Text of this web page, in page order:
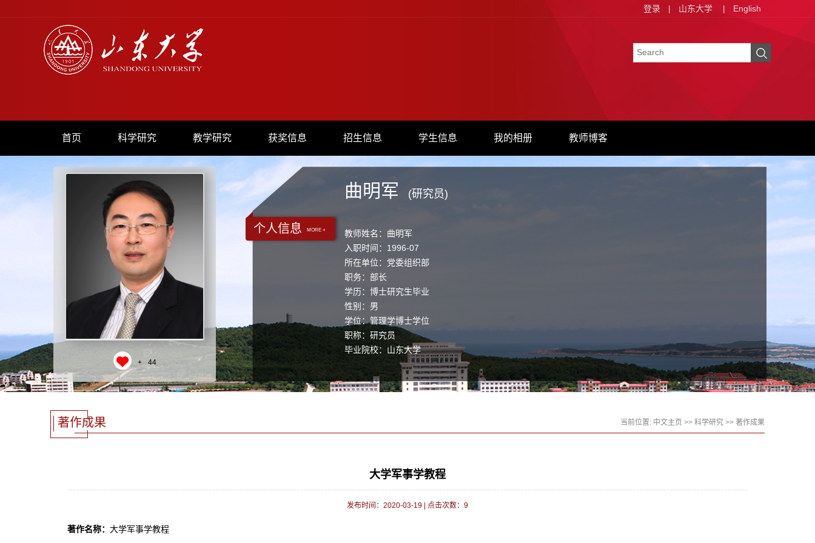
登录 | 山东大学 | English
首页 科学研究 教学研究 获奖信息 招生信息 学生信息 我的相册 教师博客
+ 44
个人信息 MORE +
曲明军 (研究员)
教师姓名：曲明军
入职时间：1996-07
所在单位：党委组织部
职务：部长
学历：博士研究生毕业
性别：男
学位：管理学博士学位
职称：研究员
毕业院校：山东大学
著作成果 当前位置: 中文主页 >> 科学研究 >> 著作成果
大学军事学教程
发布时间：2020-03-19 点击次数： 9
著作名称： 大学军事学教程